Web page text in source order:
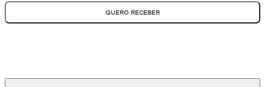
QUERO RECEBER